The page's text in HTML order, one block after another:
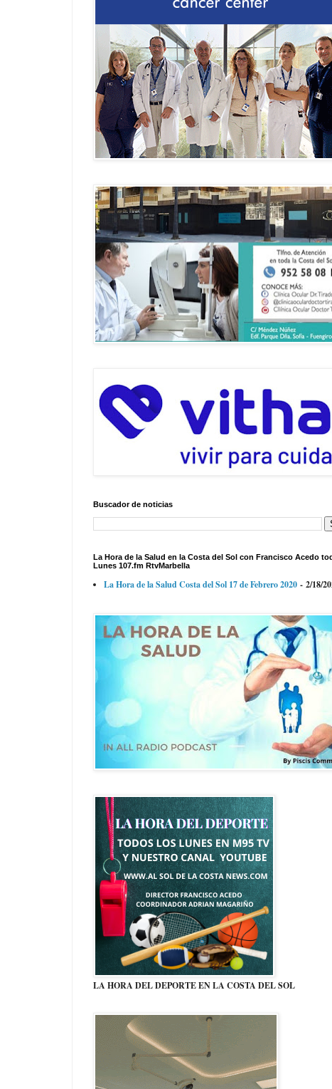
Buscador de noticias
La Hora de la Salud en la Costa del Sol con Francisco Acedo
Lunes 107.fm RtvMarbella
La Hora de la Salud Costa del Sol 17 de Febrero 2020 - 2/18/
LA HORA DEL DEPORTE EN LA COSTA DEL SOL